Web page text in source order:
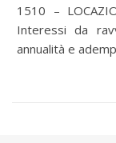
1510 –
Interessi da
annualità e